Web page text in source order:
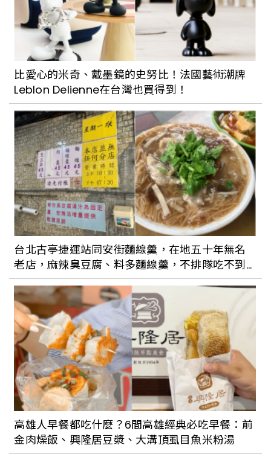
比愛心的米奇、戴墨鏡的史努比！法國藝術潮牌
Leblon Delienne在台灣也買得到！
台北古亭捷運站同安街麵線羹，在地五十年無名
老店，麻辣臭豆腐、料多麵線羹，不排隊吃不到
的好滋味！
高雄人早餐都吃什麼？6間高雄經典必吃早餐：前
金肉燥飯、興隆居豆漿、大溝頂虱目魚米粉湯